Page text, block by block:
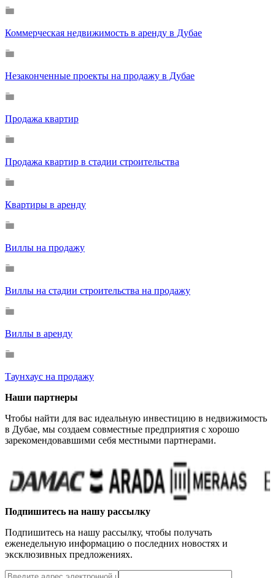
Коммерческая недвижимость в аренду в Дубае
Незаконченные проекты на продажу в Дубае
Продажа квартир
Продажа квартир в стадии строительства
Квартиры в аренду
Виллы на продажу
Виллы на стадии строительства на продажу
Виллы в аренду
Таунхаус на продажу
Наши партнеры
Чтобы найти для вас идеальную инвестицию в недвижимость
в Дубае, мы создаем совместные предприятия с хорошо
зарекомендовавшими себя местными партнерами.
…
Подпишитесь на нашу рассылку
Подпишитесь на нашу рассылку, чтобы получать
еженедельную информацию о последних новостях и
эксклюзивных предложениях.